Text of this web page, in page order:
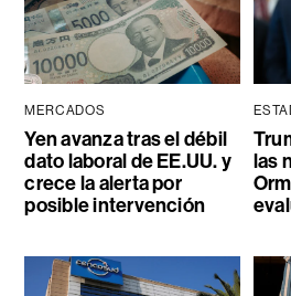
MERCADOS
Yen avanza tras el débil
dato laboral de EE.UU. y
crece la alerta por
posible intervención
las